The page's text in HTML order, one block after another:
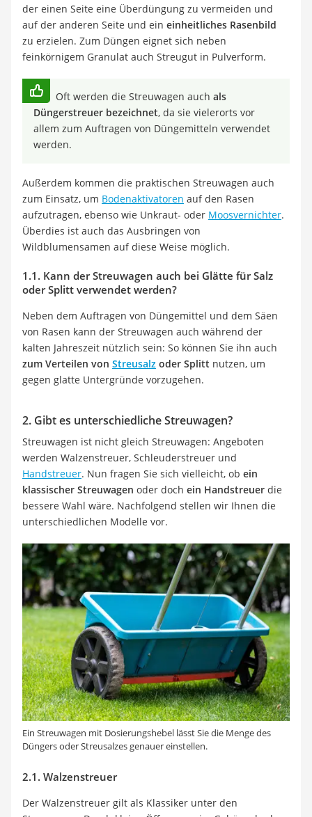
der einen Seite eine Überdüngung zu vermeiden und
auf der anderen Seite und ein einheitliches Rasenbild
zu erzielen. Zum Düngen eignet sich neben
feinkörnigem Granulat auch Streugut in Pulverform.
Oft werden die Streuwagen auch als
Düngerstreuer bezeichnet, da sie vielerorts vor
allem zum Auftragen von Düngemitteln verwendet
werden.
Außerdem kommen die praktischen Streuwagen auch
zum Einsatz, um Bodenaktivatoren auf den Rasen
aufzutragen, ebenso wie Unkraut- oder Moosvernichter.
Überdies ist auch das Ausbringen von
Wildblumensamen auf diese Weise möglich.
1.1. Kann der Streuwagen auch bei Glätte für Salz
oder Splitt verwendet werden?
Neben dem Auftragen von Düngemittel und dem Säen
von Rasen kann der Streuwagen auch während der
kalten Jahreszeit nützlich sein: So können Sie ihn auch
zum Verteilen von Streusalz oder Splitt nutzen, um
gegen glatte Untergründe vorzugehen.
2. Gibt es unterschiedliche Streuwagen?
Streuwagen ist nicht gleich Streuwagen: Angeboten
werden Walzenstreuer, Schleuderstreuer und
Handstreuer. Nun fragen Sie sich vielleicht, ob ein
klassischer Streuwagen oder doch ein Handstreuer die
bessere Wahl wäre. Nachfolgend stellen wir Ihnen die
unterschiedlichen Modelle vor.
Ein Streuwagen mit Dosierungshebel lässt Sie die Menge des
Düngers oder Streusalzes genauer einstellen.
2.1. Walzenstreuer
Der Walzenstreuer gilt als Klassiker unter den